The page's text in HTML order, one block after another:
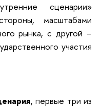
сценарии»
масштабами
рынка, с другой –
участия
, первые три из